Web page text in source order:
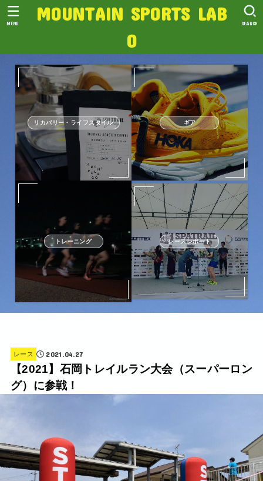
MOUNTAIN SPORTS LAB
O
SEARCH
MENU
リカバリー・ライフスタイル ギア
トレーニング レースレポート
レース 2021.04.27
【2021】石岡トレイルラン大会（スーパーロン
グ）に参戦！